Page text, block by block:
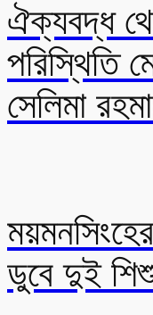
ঐক্যবদ্ধ
পরিস্থিতি
সেলিমা
ডুবে দুই